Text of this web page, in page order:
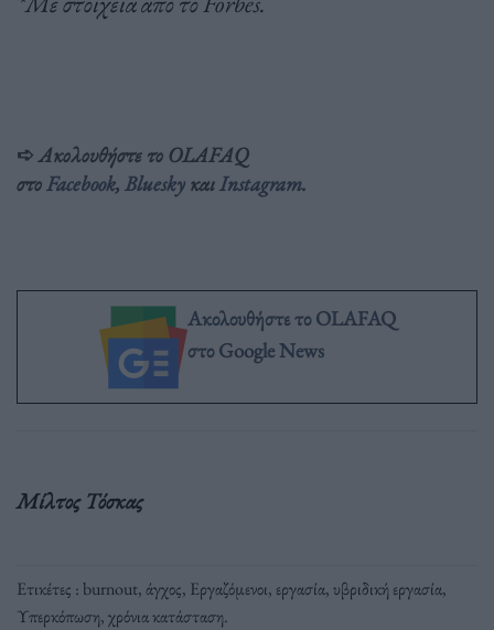
➪ Ακολουθήστε το OLAFAQ
στοFacebook, Bluesky καιInstagram.
Ακολουθήστε το OLAFAQ
στο Google News
Μίλτος Τόσκας
Ετικέτες :burnout,άγχος, Εργαζόμενοι, εργασία,υβριδική εργασία,
Υπερκόπωση,χρόνια κατάσταση.